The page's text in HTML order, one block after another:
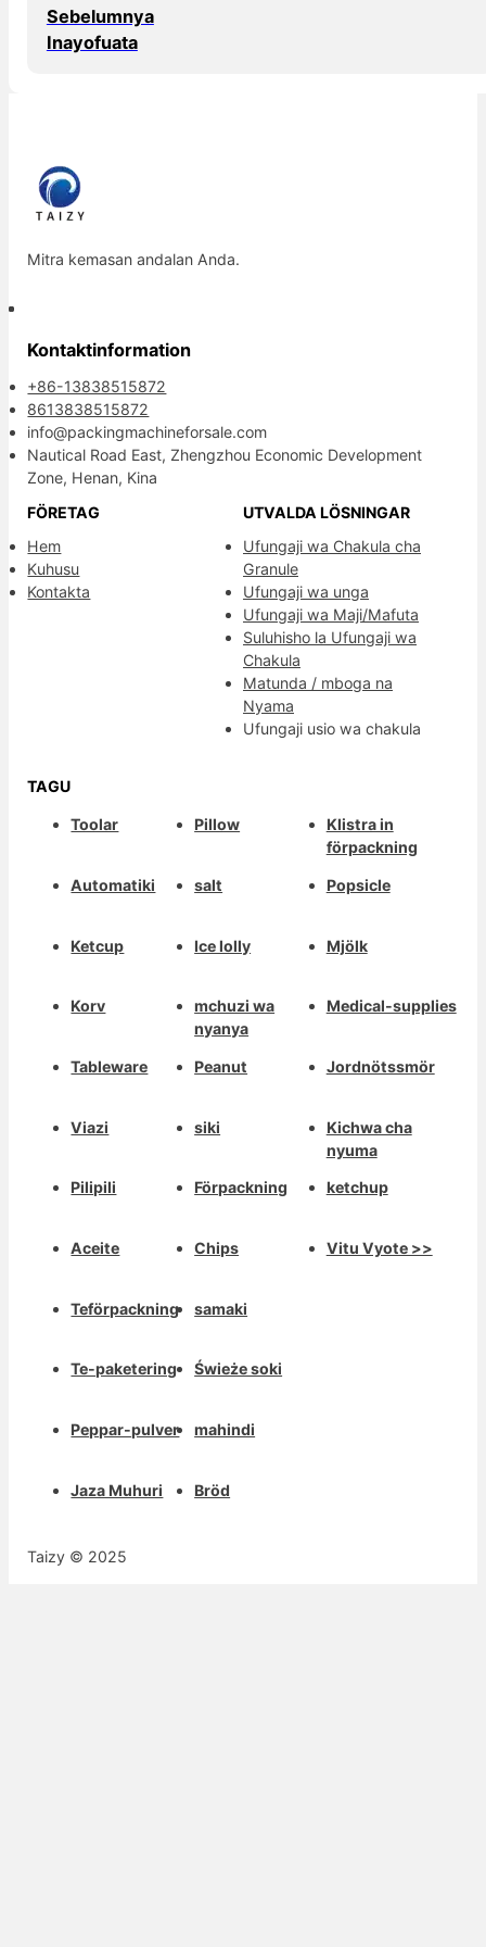
Sebelumnya
Inayofuata
Mitra kemasan andalan Anda.
Kontaktinformation
+86-13838515872
8613838515872
info@packingmachineforsale.com
Nautical Road East, Zhengzhou Economic Development
Zone, Henan, Kina
FÖRETAG
Hem
Kuhusu
Kontakta
UTVALDA LÖSNINGAR
Ufungaji wa Chakula cha
Granule
Ufungaji wa unga
Ufungaji wa Maji/Mafuta
Suluhisho la Ufungaji wa
Chakula
Matunda / mboga na
Nyama
Ufungaji usio wa chakula
TAGU
Toolar
Automatiki
Ketcup
Korv
Tableware
Viazi
Pilipili
Aceite
Teförpackning
Te-paketering
Peppar-pulver
Jaza Muhuri
Pillow
salt
Ice lolly
mchuzi wa
nyanya
Peanut
siki
Förpackning
Chips
samaki
Świeże soki
mahindi
Bröd
Klistra in
förpackning
Popsicle
Mjölk
Medical-supplies
Jordnötssmör
Kichwa cha
nyuma
ketchup
Vitu Vyote >>
Taizy © 2025